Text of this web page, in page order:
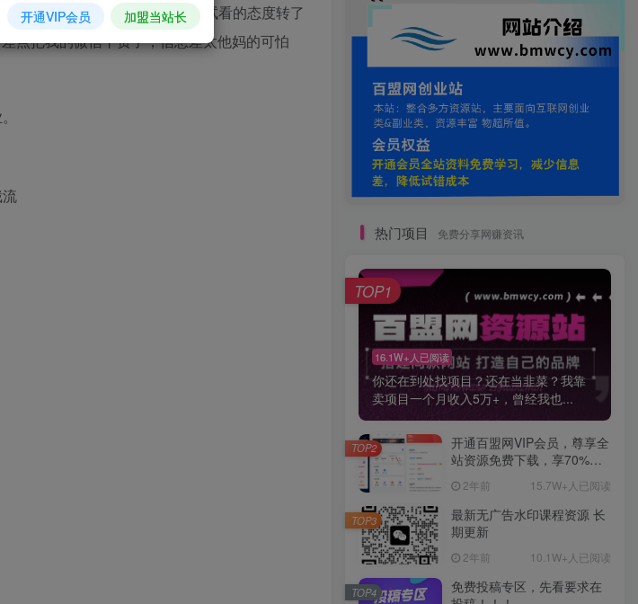
红书红薯群暴力引流，抱着试试看的态度转了
点把我的微信干费了，信息差太他妈的可怕
热门项目 免费分享网赚资讯
16.1W+人已阅读
你还在到处找项目？还在当韭菜？我靠
卖项目一个月收入5万+，曾经我也...
TOP1
开通百盟网VIP会员，尊享全
站资源免费下载，享70%的
惠】2年前 15.7W+人已阅读
TOP2
最新无广告水印课程资源 长
期更新
2年前 10.1W+人已阅读
TOP3
免费投稿专区，先看要求在
TOP4
开通VIP会员 加盟当站长